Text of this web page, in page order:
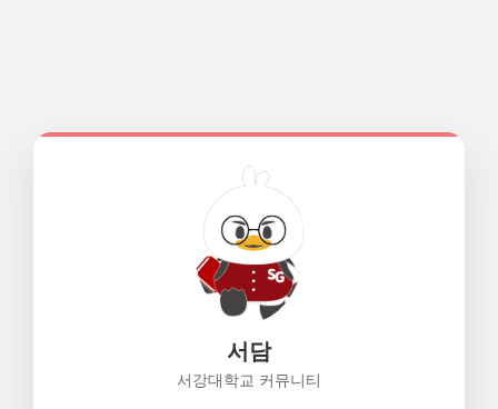
서담
서강대학교 커뮤니티